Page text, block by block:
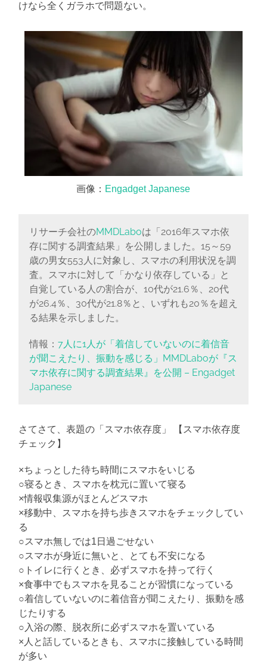
けなら全くガラホで問題ない。
画像： Engadget Japanese
リサーチ会社のMMDLaboは「2016年スマホ依
存に関する調査結果」を公開しました。15～59
歳の男女553人に対象し、スマホの利用状況を調
査。スマホに対して「かなり依存している」と
自覚している人の割合が、10代が21.6％、20代
が26.4％、30代が21.8％と、いずれも20％を超え
る結果を示しました。
情報： 7人に1人が「着信していないのに着信音
が聞こえたり、振動を感じる」MMDLaboが『ス
マホ依存に関する調査結果』を公開 – Engadget
Japanese
さてさて、表題の「スマホ依存度」 【スマホ依存度
チェック】
×ちょっとした待ち時間にスマホをいじる
○寝るとき、スマホを枕元に置いて寝る
×情報収集源がほとんどスマホ
×移動中、スマホを持ち歩きスマホをチェックしてい
る
○スマホ無しでは1日過ごせない
○スマホが身近に無いと、とても不安になる
○トイレに行くとき、必ずスマホを持って行く
×食事中でもスマホを見ることが習慣になっている
○着信していないのに着信音が聞こえたり、振動を感
じたりする
○入浴の際、脱衣所に必ずスマホを置いている
×人と話しているときも、スマホに接触している時間
が多い